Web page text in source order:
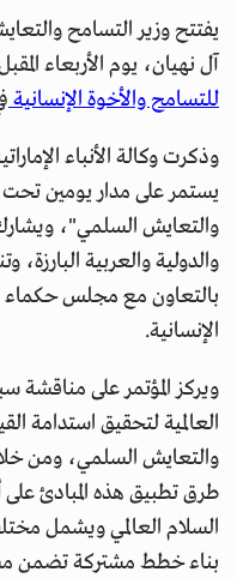
يفتتح وزير التسامح
آل نهيان، يوم الأربعاء
للتسامح والأخوة الإنسانية
وذكرت وكالة الأنباء
يستمر على مدار يومين تحت
والتعايش السلمي"،
والدولية والعربية
بالتعاون مع مجلس حكماء
الإنسانية.
ويركز المؤتمر على مناقشة
العالمية لتحقيق استدامة
والتعايش السلمي، ومن
طرق تطبيق هذه المبادئ
السلام العالمي ويشمل
بناء خطط مشتركة تضمن